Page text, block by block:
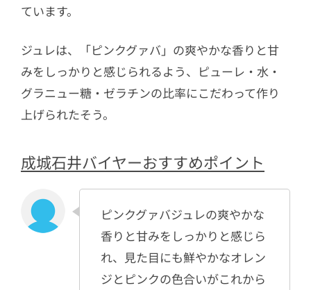
ています。
ジュレは、「ピンクグァバ」の爽やかな香りと甘
みをしっかりと感じられるよう、ピューレ・水・
グラニュー糖・ゼラチンの比率にこだわって作り
上げられたそう。
成城石井バイヤーおすすめポイント
ピンクグァバジュレの爽やかな
香りと甘みをしっかりと感じら
れ、見た目にも鮮やかなオレン
ジとピンクの色合いがこれから